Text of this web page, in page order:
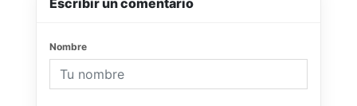
Escribir un comentario
Nombre